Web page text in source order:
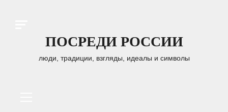
ПОСРЕДИ РОССИИ
люди, традиции, взгляды, идеалы и символы